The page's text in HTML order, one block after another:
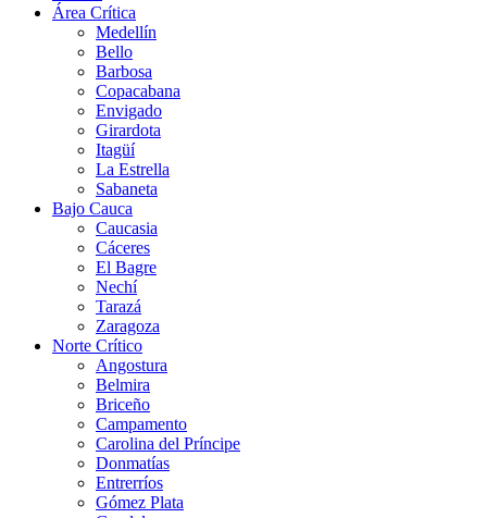
Área Crítica
Medellín
Bello
Barbosa
Copacabana
Envigado
Girardota
Itagüí
La Estrella
Sabaneta
Bajo Cauca
Caucasia
Cáceres
El Bagre
Nechí
Tarazá
Zaragoza
Norte Crítico
Angostura
Belmira
Briceño
Campamento
Carolina del Príncipe
Donmatías
Entrerríos
Gómez Plata